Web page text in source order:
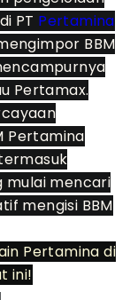
PT Pertamina
BBM
Pertamax.
Pertamina
mulai mencari
mengisi BBM
Pertamina di
ini!